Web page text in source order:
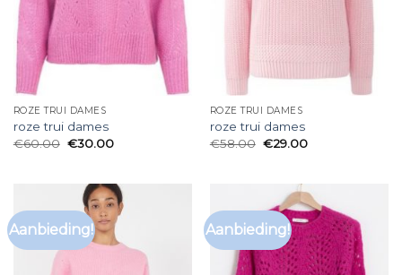
ROZE TRUI DAMES
roze trui dames
€60.00 €30.00
ROZE TRUI DAMES
roze trui dames
€58.00 €29.00
Aanbieding! Aanbieding!